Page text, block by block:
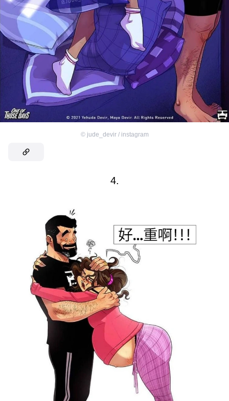
© jude_devir / instagram
4.